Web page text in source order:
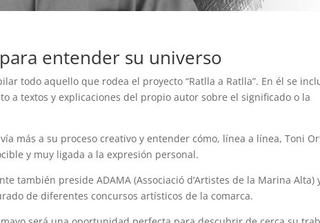
entender su universo
todo aquello que rodea el proyecto “Ratlla a Ratlla”. En él se
a textos y explicaciones del propio autor sobre el significado o la
más a su proceso creativo y entender cómo, línea a línea, Toni
y muy ligada a la expresión personal.
también preside ADAMA (Associació d’Artistes de la Marina Alta)
de diferentes concursos artísticos de la comarca.